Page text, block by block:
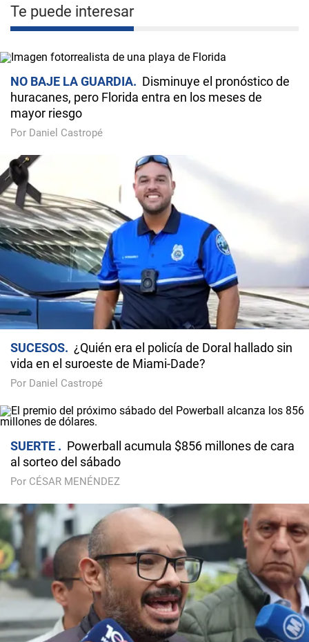
Te puede interesar
NO BAJE LA GUARDIA
Disminuye el pronóstico de
huracanes, pero Florida entra en los meses de
mayor riesgo
Por Daniel Castropé
SUCESOS
¿Quién era el policía de Doral hallado sin
vida en el suroeste de Miami-Dade?
Por Daniel Castropé
SUERTE
Powerball acumula $856 millones de cara
al sorteo del sábado
Por CÉSAR MENÉNDEZ